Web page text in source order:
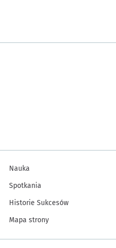
Nauka
Spotkania
Historie Sukcesów
Mapa strony